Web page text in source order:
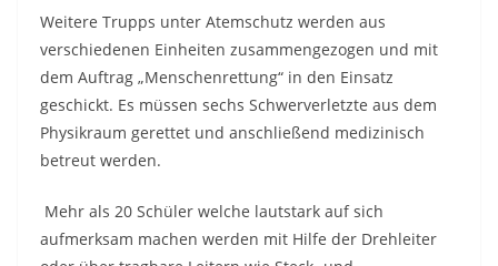
Weitere Trupps unter Atemschutz werden aus
verschiedenen Einheiten zusammengezogen und mit
dem Auftrag „Menschenrettung“ in den Einsatz
geschickt. Es müssen sechs Schwerverletzte aus dem
Physikraum gerettet und anschließend medizinisch
betreut werden.
Mehr als 20 Schüler welche lautstark auf sich
aufmerksam machen werden mit Hilfe der Drehleiter